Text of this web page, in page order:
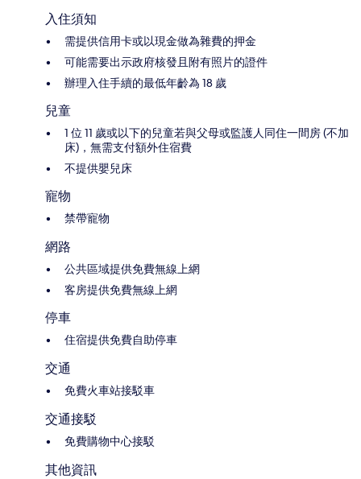
入住須知
需提供信用卡或以現金做為雜費的押金
可能需要出示政府核發且附有照片的證件
辦理入住手續的最低年齡為 18 歲
兒童
1 位 11 歲或以下的兒童若與父母或監護人同住一間房 (不加
床)，無需支付額外住宿費
不提供嬰兒床
寵物
禁帶寵物
網路
公共區域提供免費無線上網
客房提供免費無線上網
停車
住宿提供免費自助停車
交通
免費火車站接駁車
交通接駁
免費購物中心接駁
其他資訊